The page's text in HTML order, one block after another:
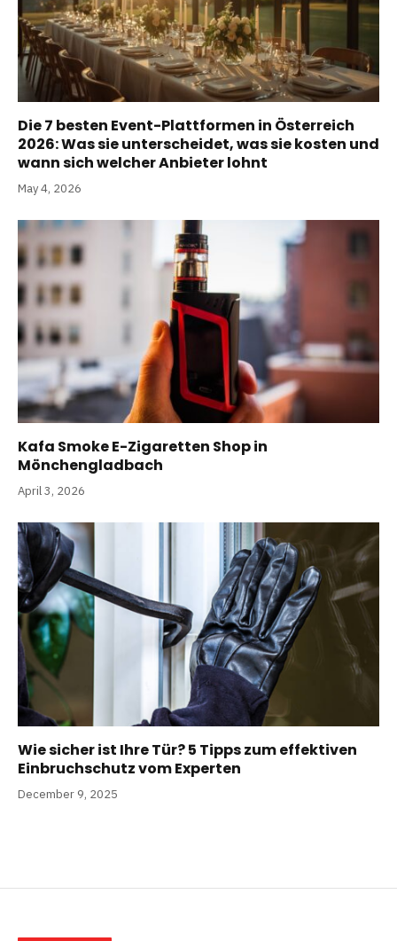
Die 7 besten Event-Plattformen in Österreich
2026: Was sie unterscheidet, was sie kosten und
wann sich welcher Anbieter lohnt
May 4, 2026
Kafa Smoke E-Zigaretten Shop in
Mönchengladbach
April 3, 2026
Wie sicher ist Ihre Tür? 5 Tipps zum effektiven
Einbruchschutz vom Experten
December 9, 2025